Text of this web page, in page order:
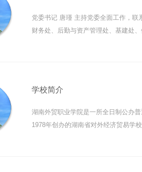
党委书记 唐瑾 主持党委全面工作，
财务处、后勤与资产管理处、基建处
学校简介
湖南外贸职业学院是一所全日制公办
1978年创办的湖南省对外经济贸易学